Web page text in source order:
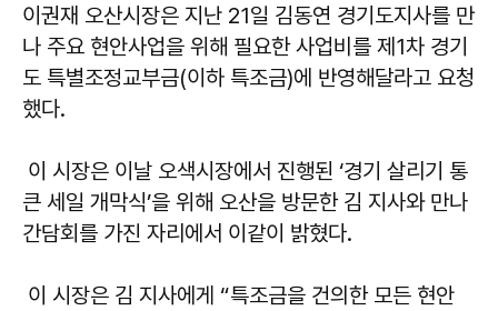
이권재 오산시장은 지난 21일 김동연 경기도지사를 만
나 주요 현안사업을 위해 필요한 사업비를 제1차 경기
도 특별조정교부금(이하 특조금)에 반영해달라고 요청
했다.
이 시장은 이날 오색시장에서 진행된 ‘경기 살리기 통
큰 세일 개막식’을 위해 오산을 방문한 김 지사와 만나
간담회를 가진 자리에서 이같이 밝혔다.
이 시장은 김 지사에게 “특조금을 건의한 모든 현안